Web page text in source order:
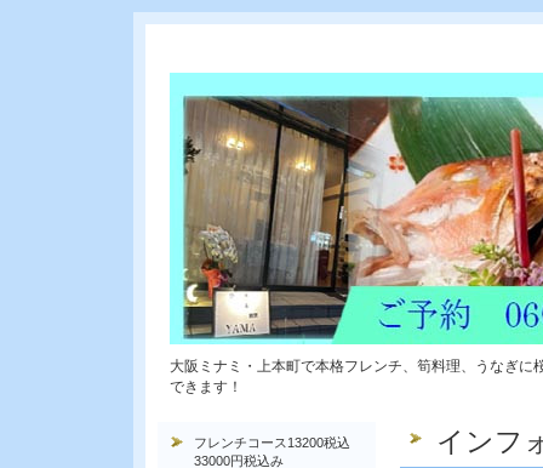
大阪ミナミ・上本町で本格フレンチ、筍料理、うなぎ
できます！
インフ
フレンチコース13200税込
33000円税込み